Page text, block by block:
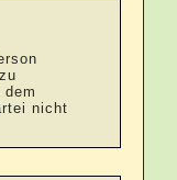
nicht